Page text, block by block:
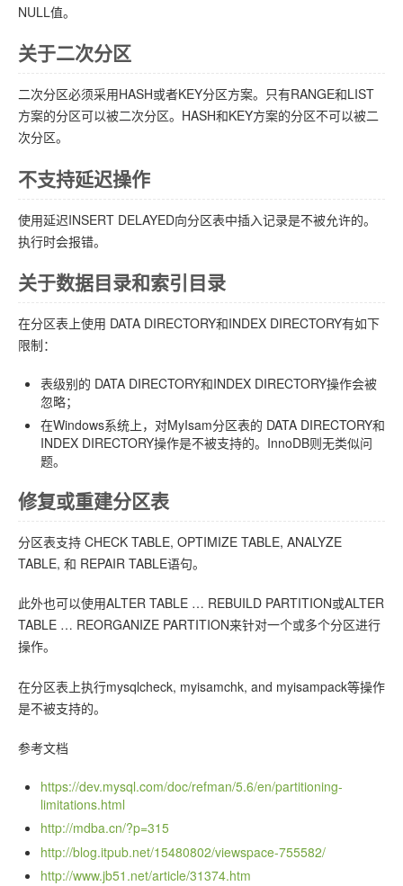
NULL值。
关于二次分区
二次分区必须采用HASH或者KEY分区方案。只有RANGE和LIST
方案的分区可以被二次分区。HASH和KEY方案的分区不可以被二
次分区。
不支持延迟操作
使用延迟INSERT DELAYED向分区表中插入记录是不被允许的。
执行时会报错。
关于数据目录和索引目录
在分区表上使用 DATA DIRECTORY和INDEX DIRECTORY有如下
限制：
表级别的 DATA DIRECTORY和INDEX DIRECTORY操作会被
忽略；
在Windows系统上，对MyIsam分区表的 DATA DIRECTORY和
INDEX DIRECTORY操作是不被支持的。InnoDB则无类似问
题。
修复或重建分区表
分区表支持 CHECK TABLE, OPTIMIZE TABLE, ANALYZE
TABLE, 和 REPAIR TABLE语句。
此外也可以使用ALTER TABLE … REBUILD PARTITION或ALTER
TABLE … REORGANIZE PARTITION来针对一个或多个分区进行
操作。
在分区表上执行mysqlcheck, myisamchk, and myisampack等操作
是不被支持的。
参考文档
https://dev.mysql.com/doc/refman/5.6/en/partitioning-
limitations.html
http://mdba.cn/?p=315
http://blog.itpub.net/15480802/viewspace-755582/
http://www.jb51.net/article/31374.htm